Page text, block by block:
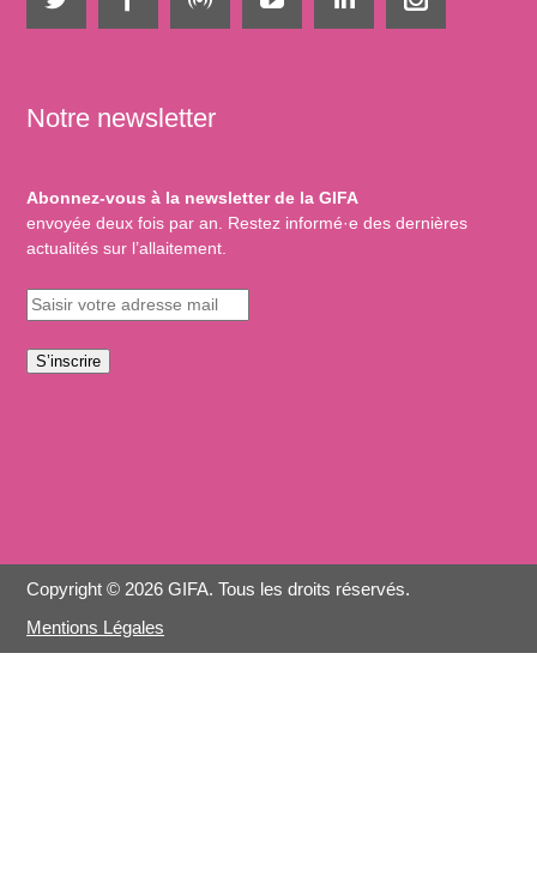
Notre newsletter
Abonnez-vous à la newsletter de la GIFA
envoyée deux fois par an. Restez informé·e des dernières
actualités sur l’allaitement.
S’inscrire
Copyright © 2026 GIFA. Tous les droits réservés.
Mentions Légales